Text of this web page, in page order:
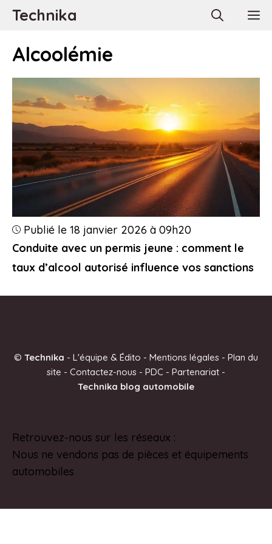
AllerTechnika
Alcoolémie
Conduite avec un permis jeune : comment le
taux d’alcool autorisé influence vos sanctions
Publié le 18 janvier 2026 à 09h20
© Technika - L'équipe & Édito - Mentions légales - Plan du
site - Contactez-nous - PDC - Partenariat -
Technika blog automobile
Retrouvez-nous sur les réseaux :
Nous ne vendons pas de pièces et équipements
automobiles